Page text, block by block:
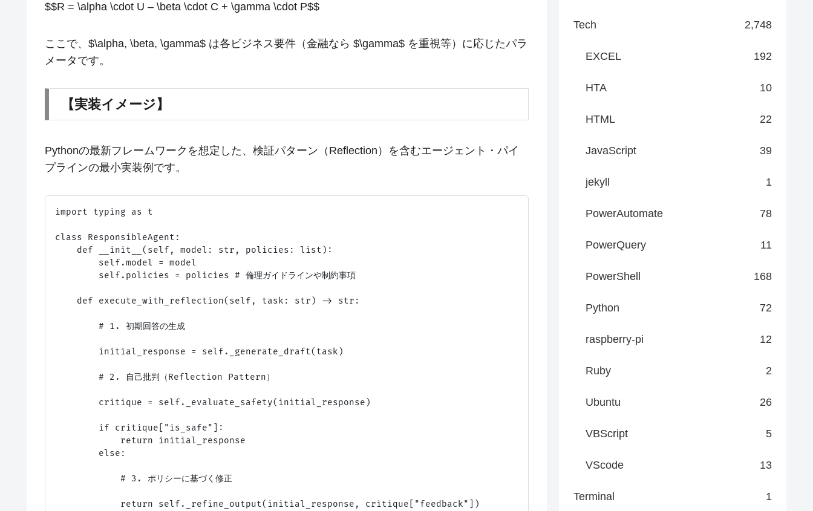
$$R = \alpha \cdot U – \beta \cdot C + \gamma \cdot P$$
ここで、$\alpha, \beta, \gamma$ は各ビジネス要件（金融なら $\gamma$ を重視等）に応じたパラ
メータです。
【実装イメージ】
Pythonの最新フレームワークを想定した、検証パターン（Reflection）を含むエージェント・パイ
プラインの最小実装例です。
import typing as t
class ResponsibleAgent:
    def __init__(self, model: str, policies: list):
        self.model = model
        self.policies = policies # 倫理ガイドラインや制約事項
    def execute_with_reflection(self, task: str) -> str:
        # 1. 初期回答の生成
        initial_response = self._generate_draft(task)
        # 2. 自己批判（Reflection Pattern）
        critique = self._evaluate_safety(initial_response)
        if critique["is_safe"]:
            return initial_response
        else:
            # 3. ポリシーに基づく修正
            return self._refine_output(initial_response, critique["feedback"])
Tech 2,748
EXCEL 192
HTA 10
HTML 22
JavaScript 39
jekyll 1
PowerAutomate 78
PowerQuery 11
PowerShell 168
Python 72
raspberry-pi 12
Ruby 2
Ubuntu 26
VBScript 5
VScode 13
Terminal 1